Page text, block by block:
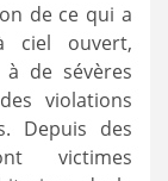
de ce qui a
ciel ouvert,
de sévères
violations
Depuis des
victimes